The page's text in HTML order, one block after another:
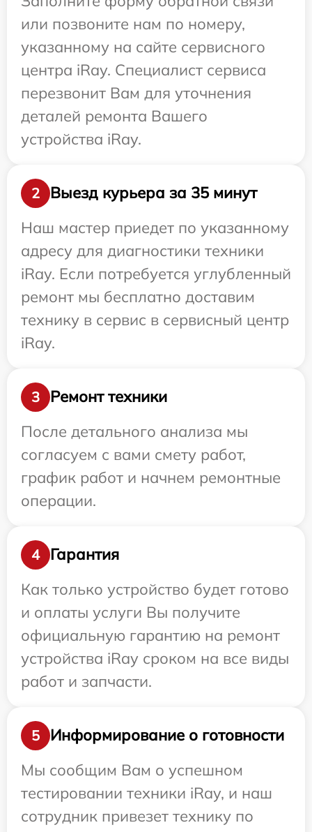
или позвоните нам по номеру,
указанному на сайте сервисного
центра iRay. Специалист сервиса
перезвонит Вам для уточнения
деталей ремонта Вашего
устройства iRay.
2
Выезд курьера за 35 минут
Наш мастер приедет по указанному
адресу для диагностики техники
iRay. Если потребуется углубленный
ремонт мы бесплатно доставим
технику в сервис в сервисный центр
iRay.
3
Ремонт техники
После детального анализа мы
согласуем с вами смету работ,
график работ и начнем ремонтные
операции.
4
Гарантия
Как только устройство будет готово
и оплаты услуги Вы получите
официальную гарантию на ремонт
устройства iRay сроком на все виды
работ и запчасти.
5
Информирование о готовности
Мы сообщим Вам о успешном
тестировании техники iRay, и наш
сотрудник привезет технику по